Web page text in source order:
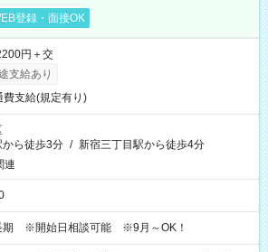
登録・面接OK
円＋交
支給あり
費支給(規定有り)
ら徒歩3分 / 新宿三丁目駅から徒歩4分
連
期 ※開始日相談可能 ※9月～OK！